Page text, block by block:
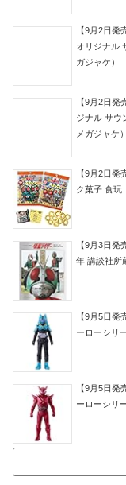
【9月2日
オリジナル
ガジャケ）
【9月2日
ジナル サウ
メガジャケ）
【9月2日
ク菓子 食玩
【9月3日
年 講談社所
【9月5日
ーローシリ
【9月5日
ーローシリ